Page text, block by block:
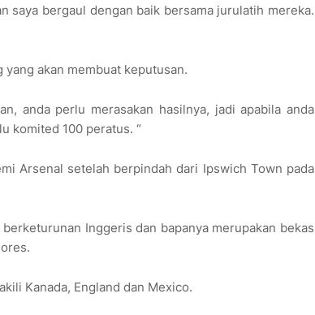
saya bergaul dengan baik bersama jurulatih mereka.
akan membuat keputusan.
anda perlu merasakan hasilnya, jadi apabila anda
komited 100 peratus. “
Arsenal setelah berpindah dari Ipswich Town pada
Inggeris dan bapanya merupakan bekas
Kanada, England dan Mexico.